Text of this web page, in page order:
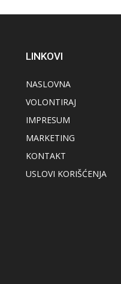
LINKOVI
NASLOVNA
VOLONTIRAJ
IMPRESUM
MARKETING
KONTAKT
USLOVI KORIŠĆENJA